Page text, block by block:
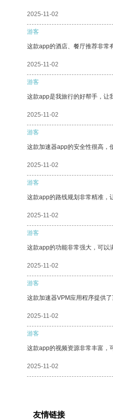
2025-11-02
游客
这款app的酒店、餐厅推荐非常
2025-11-02
游客
这款app是我旅行的好帮手，让
2025-11-02
游客
这款加速器app的安全性很高，
2025-11-02
游客
这款app的路线规划非常精准，
2025-11-02
游客
这款app的功能非常强大，可以
2025-11-02
游客
这款加速器VPM应用程序提供了
2025-11-02
游客
这款app的视频资源非常丰富，
2025-11-02
友情链接